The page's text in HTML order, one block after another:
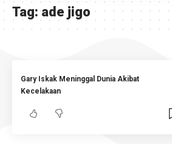
Tag:ade jigo
Gary Iskak Meninggal Dunia Akibat
Kecelakaan